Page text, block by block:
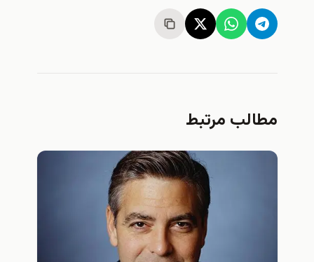
مطالب مرتبط